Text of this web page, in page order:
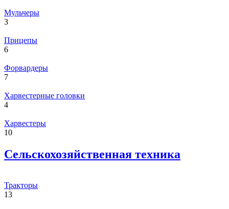
Мульчеры
3
Прицепы
6
Форвардеры
7
Харвестерные головки
4
Харвестеры
10
Сельскохозяйственная техника
Тракторы
13